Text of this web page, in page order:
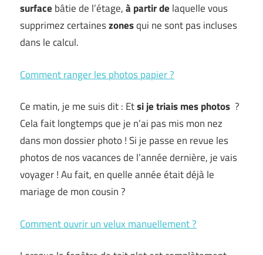
surface bâtie de l’étage,à partir de laquelle vous
supprimez certaineszonesqui ne sont pas incluses
dans le calcul.
Comment ranger les photos papier ?
Ce matin, je me suis dit : Etsi je triais mes photos ?
Cela fait longtemps que je n’ai pas mis mon nez
dans mon dossier photo ! Si je passe en revue les
photos de nos vacances de l’année dernière, je vais
voyager ! Au fait, en quelle année était déjà le
mariage de mon cousin ?
Comment ouvrir un velux manuellement ?